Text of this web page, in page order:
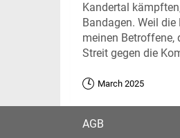
Kandertal
Bandagen. Weil
meinen Betroffene,
Streit gegen die
March 2025
AGB